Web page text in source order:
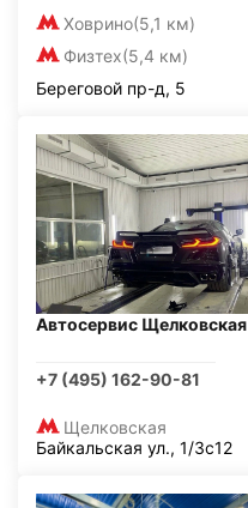
Ховрино(5,1 км)
Физтех(5,4 км)
Береговой пр-д, 5
Автосервис Щелковская
+7 (495) 162-90-81
Щелковская
Байкальская ул., 1/3с12